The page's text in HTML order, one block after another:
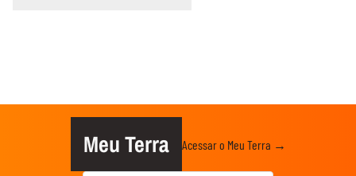
Meu Terra Acessar o Meu Terra →